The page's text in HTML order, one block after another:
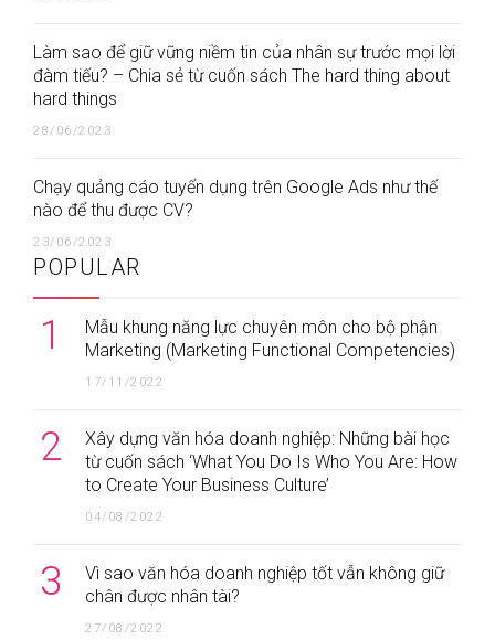
Làm sao để giữ vững niềm tin của nhân sự trước mọi lời
đàm tiếu? – Chia sẻ từ cuốn sách The hard thing about
hard things
28/06/2023
Chạy quảng cáo tuyển dụng trên Google Ads như thế
nào để thu được CV?
23/06/2023
POPULAR
1
Mẫu khung năng lực chuyên môn cho bộ phận
Marketing (Marketing Functional Competencies)
17/11/2022
2
Xây dựng văn hóa doanh nghiệp: Những bài học
từ cuốn sách ‘What You Do Is Who You Are: How
to Create Your Business Culture’
04/08/2022
3
Vì sao văn hóa doanh nghiệp tốt vẫn không giữ
chân được nhân tài?
27/08/2022